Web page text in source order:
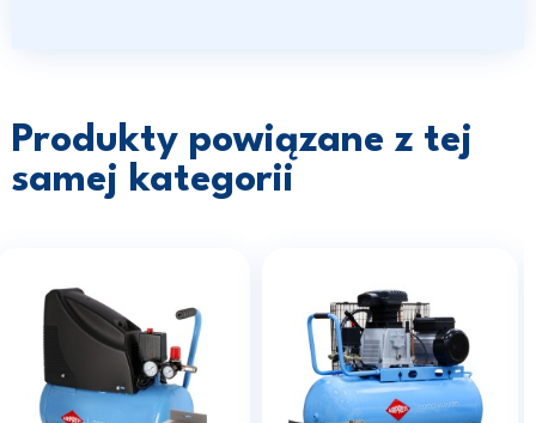
Produkty powiązane z tej
samej kategorii